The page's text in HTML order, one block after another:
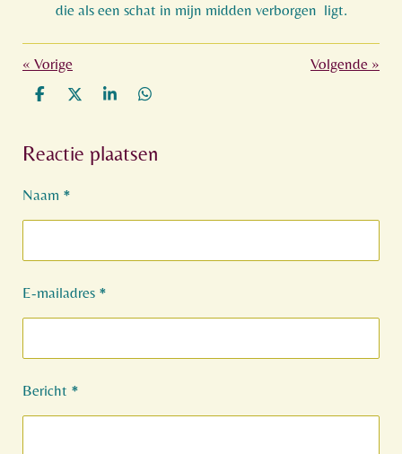
die als een schat in mijn midden verborgen ligt.
« Vorige Volgende »
D
e
n
D
l
S
r
e
D
e
n
Reactie plaatsen
Naam *
E-mailadres *
Bericht *